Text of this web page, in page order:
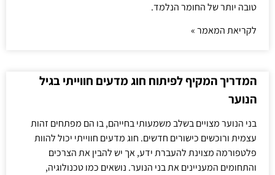
טובה יותר של החומר הנלמד.
לקריאת המאמר »
המדריך המקיף לפיתוח חוג מדעים חווייתי בגיל
הנוער
בני הנוער מצויים בשלב משמעותי בחייהם, בו הם מפתחים זהות
עצמית ורוכשים כישורים חדשים. חוג מדעים חווייתי יכול להוות
פלטפורמה מצוינת להעברת ידע, אך יש להבין את הצרכים
והתחומים המעניינים את בני הנוער. נושאים כמו טכנולוגיה,